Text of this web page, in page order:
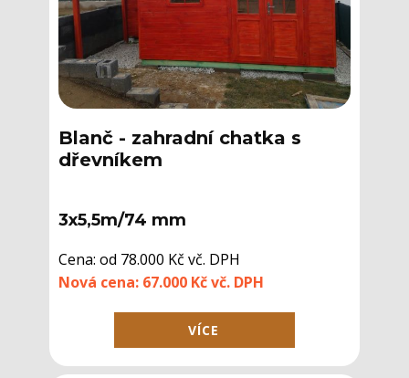
Blanč - ​zahradní chatka s
dřevníkem
3x5,5m/74 mm
Cena: ​od 78.000 Kč vč. DPH
Nová cena: 67.000 Kč vč. DPH
VÍCE